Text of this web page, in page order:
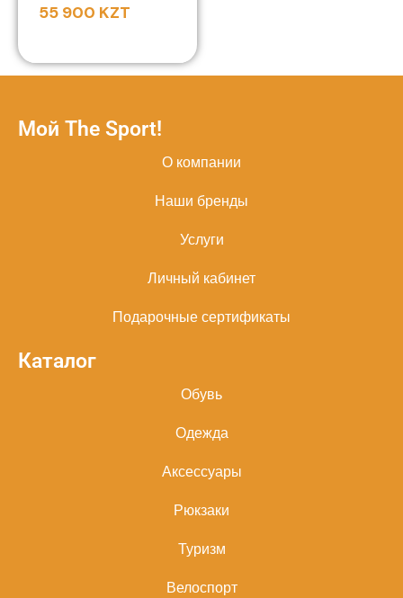
55 900 KZT
Мой The Sport!
О компании
Наши бренды
Услуги
Личный кабинет
Подарочные сертификаты
Каталог
Обувь
Одежда
Аксессуары
Рюкзаки
Туризм
Велоспорт